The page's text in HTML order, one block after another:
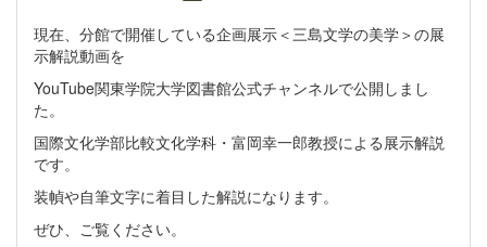
現在、分館で開催している企画展示＜三島文学の美学＞の展
示解説動画を
YouTube関東学院大学図書館公式チャンネルで公開しまし
た。
国際文化学部比較文化学科・富岡幸一郎教授による展示解説
です。
装幀や自筆文字に着目した解説になります。
ぜひ、ご覧ください。